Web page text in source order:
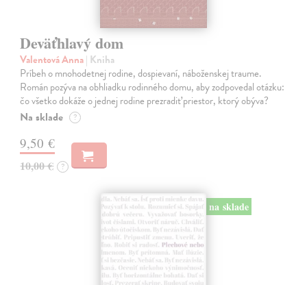
Deväťhlavý dom
Valentová Anna| Kniha
Príbeh o mnohodetnej rodine, dospievaní, náboženskej traume.
Román pozýva na obhliadku rodinného domu, aby zodpovedal otázku:
čo všetko dokáže o jednej rodine prezradiť priestor, ktorý obýva?
Na sklade ?
9,50 €
10,00 € ?
na sklade